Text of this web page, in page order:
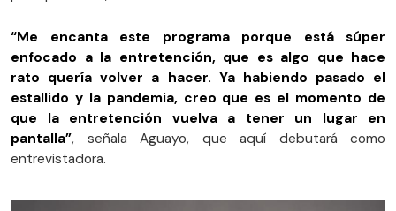
“Me encanta este programa porque está súper
enfocado a la entretención, que es algo que hace
rato quería volver a hacer. Ya habiendo pasado el
estallido y la pandemia, creo que es el momento de
que la entretención vuelva a tener un lugar en
pantalla”, señala Aguayo, que aquí debutará como
entrevistadora.